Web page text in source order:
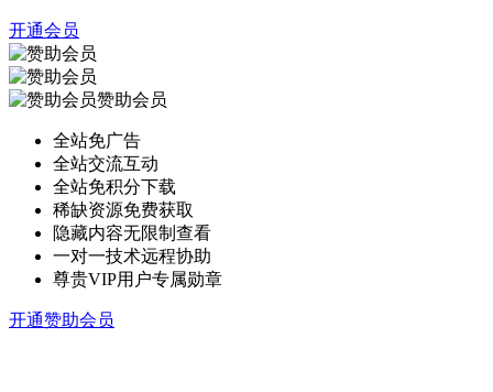
开通会员
赞助会员
全站免广告
全站交流互动
全站免积分下载
稀缺资源免费获取
隐藏内容无限制查看
一对一技术远程协助
尊贵VIP用户专属勋章
开通赞助会员